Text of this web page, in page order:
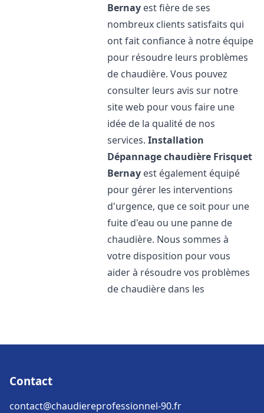
Bernay est fière de ses
nombreux clients satisfaits qui
ont fait confiance à notre équipe
pour résoudre leurs problèmes
de chaudière. Vous pouvez
consulter leurs avis sur notre
site web pour vous faire une
idée de la qualité de nos
services.Installation
Dépannage chaudière Frisquet
Bernay est également équipé
pour gérer les interventions
d'urgence, que ce soit pour une
fuite d'eau ou une panne de
chaudière. Nous sommes à
votre disposition pour vous
aider à résoudre vos problèmes
de chaudière dans les
Contact
contact@chaudiereprofessionnel-90.fr